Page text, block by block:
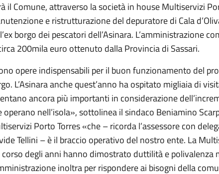
il Comune, attraverso la società in house Multiservizi
e ristrutturazione del depuratore di Cala
borgo dei pescatori dell’Asinara. L’amministrazione
200mila euro ottenuto dalla Provincia di Sassari.
opere indispensabili per il buon funzionamento del
L’Asinara anche quest’anno ha ospitato migliaia di
ancora più importanti in considerazione
operano nell’isola», sottolinea il sindaco Beniamino
Porto Torres «che – ricorda l’assessore con
Tellini – è il braccio operativo del nostro ente. La
degli anni hanno dimostrato duttilità e polivalenza
inoltra per rispondere ai bisogni della